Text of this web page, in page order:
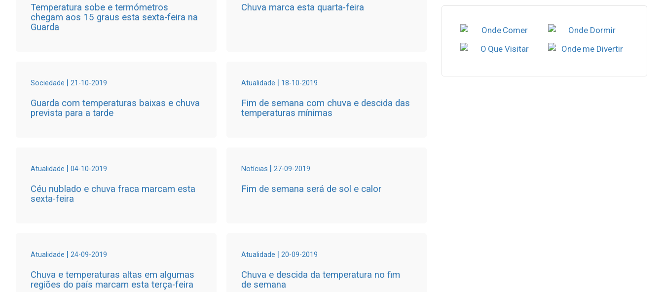
Temperatura sobe e termómetros
chegam aos 15 graus esta sexta-feira na
Guarda
Chuva marca esta quarta-feira
Sociedade | 21-10-2019
Guarda com temperaturas baixas e chuva
prevista para a tarde
Atualidade | 18-10-2019
Fim de semana com chuva e descida das
temperaturas mínimas
Atualidade | 04-10-2019
Céu nublado e chuva fraca marcam esta
sexta-feira
Notícias | 27-09-2019
Fim de semana será de sol e calor
Atualidade | 24-09-2019
Chuva e temperaturas altas em algumas
regiões do país marcam esta terça-feira
Atualidade | 20-09-2019
Chuva e descida da temperatura no fim
de semana